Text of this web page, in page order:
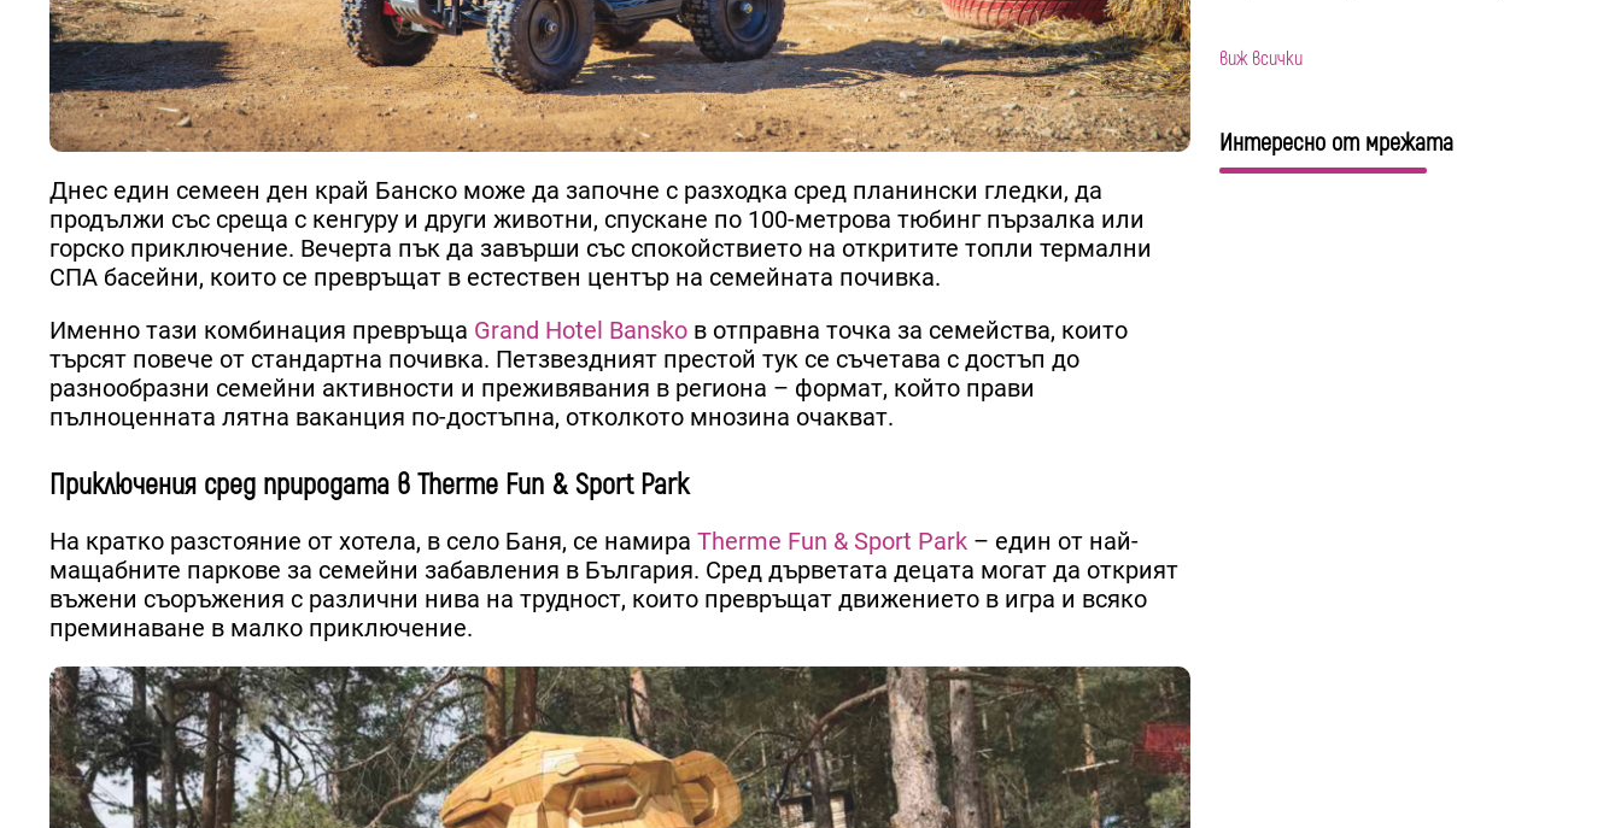
Днес един семеен ден край Банско може да започне с разходка сред планински гледки, да
продължи със среща с кенгуру и други животни, спускане по 100-метрова тюбинг пързалка или
горско приключение. Вечерта пък да завърши със спокойствието на откритите топли термални
СПА басейни, които се превръщат в естествен център на семейната почивка.
Именно тази комбинация превръща Grand Hotel Bansko в отправна точка за семейства, които
търсят повече от стандартна почивка. Петзвездният престой тук се съчетава с достъп до
разнообразни семейни активности и преживявания в региона – формат, който прави
пълноценната лятна ваканция по-достъпна, отколкото мнозина очакват.
Приключения сред природата в Therme Fun & Sport Park
На кратко разстояние от хотела, в село Баня, се намира Therme Fun & Sport Park – един от най-
мащабните паркове за семейни забавления в България. Сред дърветата децата могат да открият
въжени съоръжения с различни нива на трудност, които превръщат движението в игра и всяко
преминаване в малко приключение.
виж всички
Интересно от мрежата